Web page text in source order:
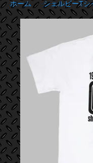
ホーム>シェルビーTシ